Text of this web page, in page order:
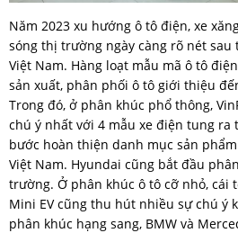
Năm 2023 xu hướng ô tô điện, xe
sóng thị trường ngày càng rõ nét
Việt Nam. Hàng loạt mẫu mã ô tô
sản xuất, phân phối ô tô giới thiệu
Trong đó, ở phân khúc phổ thông,
chú ý nhất với 4 mẫu xe điện tung
bước hoàn thiện danh mục sản
Việt Nam. Hyundai cũng bắt đầu
trường. Ở phân khúc ô tô cỡ nhỏ, cái
Mini EV cũng thu hút nhiều sự chú ý
phân khúc hạng sang, BMW và